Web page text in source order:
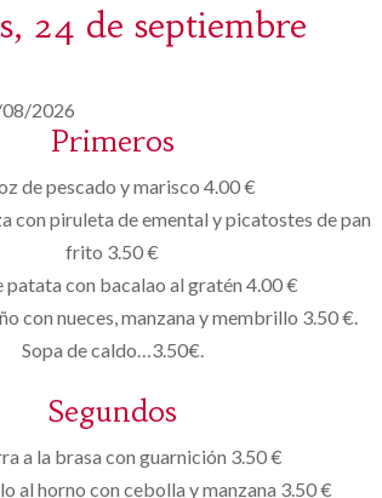
24 de septiembre
2026
Primeros
de pescado y marisco 4.00 €
con piruleta de emental y picatostes de pan
frito 3.50 €
patata con bacalao al gratén 4.00 €
con nueces, manzana y membrillo 3.50 €.
Sopa de caldo…3.50€.
Segundos
a la brasa con guarnición 3.50 €
al horno con cebolla y manzana 3.50 €